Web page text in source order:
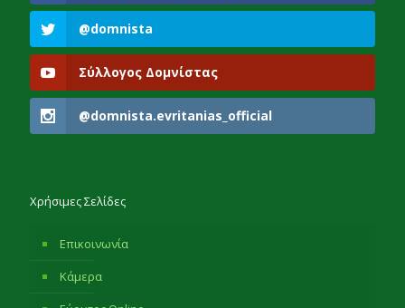
@domnista
Σύλλογος Δομνίστας
@domnista.evritanias_official
Χρήσιμες Σελίδες
Επικοινωνία
Κάμερα